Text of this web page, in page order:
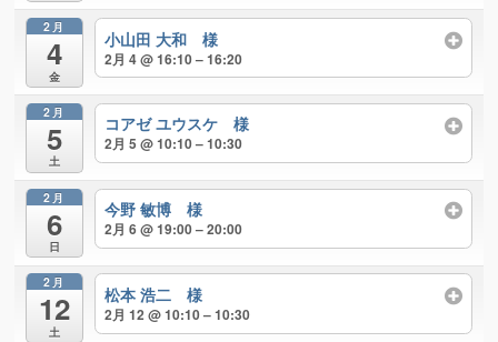
2月
4
金
小山田 大和 様
2月 4 @ 16:10 – 16:20
2月
5
土
コアゼ ユウスケ 様
2月 5 @ 10:10 – 10:30
2月
6
日
今野 敏博 様
2月 6 @ 19:00 – 20:00
2月
12
土
松本 浩二 様
2月 12 @ 10:10 – 10:30